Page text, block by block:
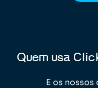
Quem usa
E os